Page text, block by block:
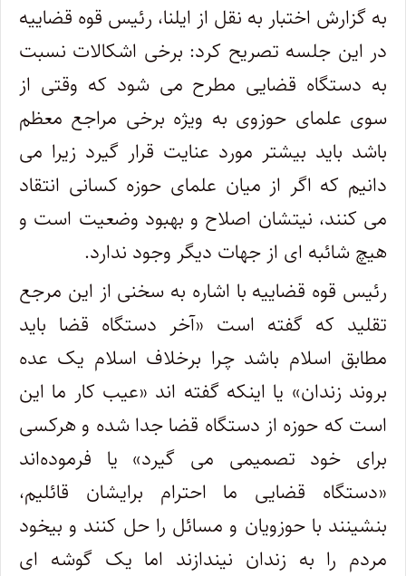
به گزارش اختبار به نقل از ایلنا، رئیس قوه قضاییه
در این جلسه تصریح کرد: برخی اشکالات نسبت
به دستگاه قضایی مطرح می شود که وقتی از
سوی علمای حوزوی به ویژه برخی مراجع معظم
باشد باید بیشتر مورد عنایت قرار گیرد زیرا می
دانیم که اگر از میان علمای حوزه کسانی انتقاد
می کنند، نیتشان اصلاح و بهبود وضعیت است و
هیچ شائبه ای از جهات دیگر وجود ندارد.
رئیس قوه قضاییه با اشاره به سخنی از این مرجع
تقلید که گفته است «آخر دستگاه قضا باید
مطابق اسلام باشد چرا برخلاف اسلام یک عده
بروند زندان» یا اینکه گفته اند «عیب کار ما این
است که حوزه از دستگاه قضا جدا شده و هرکسی
برای خود تصمیمی می گیرد» یا فرموده‌اند
«دستگاه قضایی ما احترام برایشان قائلیم،
بنشینند با حوزویان و مسائل را حل کنند و بیخود
مردم را به زندان نیندازند اما یک گوشه ای